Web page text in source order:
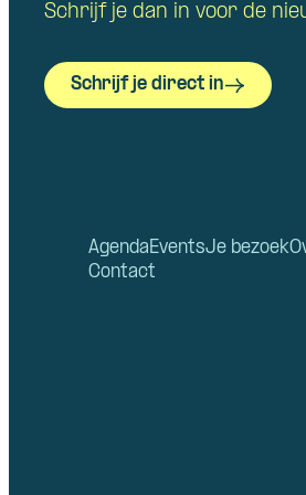
Schrijf je dan in voor de
Schrijf je direct in
AgendaEventsJe bezoek
Contact